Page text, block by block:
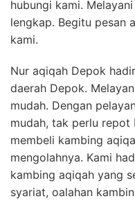
hubungi kami.
lengkap. Begitu pesan
kami.
Nur aqiqah Depok
daerah Depok.
mudah. Dengan
mudah, tak perlu repot
membeli kambing
mengolahnya. Kami
kambing aqiqah yang
syariat, oalahan